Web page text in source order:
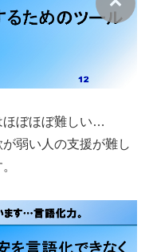
ほぼほぼ難しい…
弱い人の支援が難し